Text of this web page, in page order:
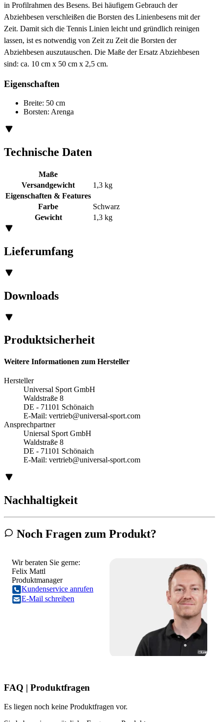
in Profilrahmen des Besens. Bei häufigem Gebrauch der
Abziehbesen verschleißen die Borsten des Linienbesens mit der
Zeit. Damit sich die Tennis Linien leicht und gründlich reinigen
lassen, ist es notwendig von Zeit zu Zeit die Borsten der
Abziehbesen auszutauschen. Die Maße der Ersatz Abziehbesen
sind: ca. 10 cm x 50 cm x 2,5 cm.
Eigenschaften
Breite: 50 cm
Borsten: Arenga
Technische Daten
Maße
Versandgewicht
1,3 kg
Eigenschaften & Features
Farbe
Schwarz
Gewicht
1,3 kg
Lieferumfang
Downloads
Produktsicherheit
Weitere Informationen zum Hersteller
Hersteller
Universal Sport GmbH
Waldstraße 8
DE - 71101 Schönaich
E-Mail: vertrieb@universal-sport.com
Ansprechpartner
Uniersal Sport GmbH
Waldstraße 8
DE - 71101 Schönaich
E-Mail: vertrieb@universal-sport.com
Nachhaltigkeit
Noch Fragen zum Produkt?
Wir beraten Sie gerne:
Felix Mattl
Produktmanager
Kundenservice anrufen
E-Mail schreiben
FAQ | Produktfragen
Es liegen noch keine Produktfragen vor.